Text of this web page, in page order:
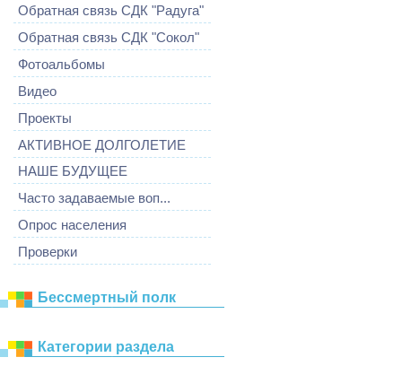
Обратная связь СДК "Радуга"
Обратная связь СДК "Сокол"
Фотоальбомы
Видео
Проекты
АКТИВНОЕ ДОЛГОЛЕТИЕ
НАШЕ БУДУЩЕЕ
Часто задаваемые воп...
Опрос населения
Проверки
Бессмертный полк
Категории раздела